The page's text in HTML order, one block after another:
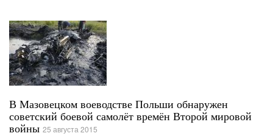
В Мазовецком воеводстве Польши обнаружен
советский боевой самолёт времён Второй мировой
войны 25 августа 2015